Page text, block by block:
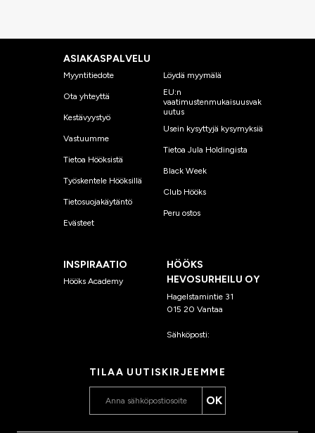
ASIAKASPALVELU
Myyntitiedote
Ota yhteyttä
Kestävyystyö
Vastuumme
Tietoa Hööksistä
Työskentele Hööksillä
Tietosuojakäytäntö
Evästeet
Löydä myymälä
EU:n
vaatimustenmukaisuusvak
uutus
Usein kysyttyjä kysymyksiä
Tietoa Jula Holdingista
Black Week
Club Hööks
Peru ostos
INSPIRAATIO
Hööks Academy
HÖÖKS
HEVOSURHEILU OY
Hagelstamintie 31
015 20 Vantaa
Sähköposti:
TILAA UUTISKIRJEEMME
OK